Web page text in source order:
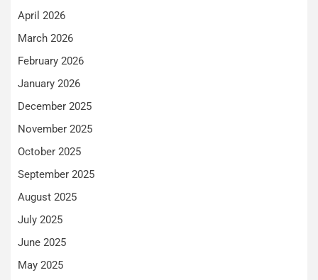
April 2026
March 2026
February 2026
January 2026
December 2025
November 2025
October 2025
September 2025
August 2025
July 2025
June 2025
May 2025